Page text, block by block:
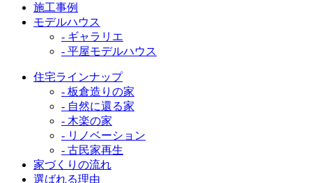
施工事例
モデルハウス
- ギャラリエ
- 平屋モデルハウス
住宅ラインナップ
- 板倉造りの家
- 自然に還る家
- 木楽の家
- リノベーション
- 古民家再生
家づくりの流れ
選ばれる理由